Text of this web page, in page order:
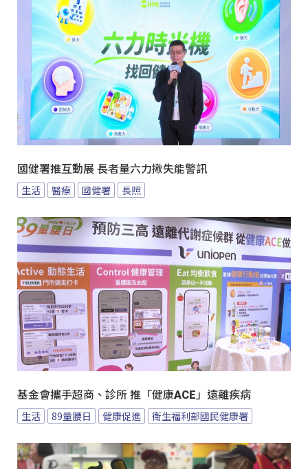
國健署推互動展 長者量六力揪失能警訊
生活 醫療 國健署 長照
基金會攜手超商、診所 推「健康ACE」遠離疾病
生活 89量腰日 健康促進 衛生福利部國民健康署